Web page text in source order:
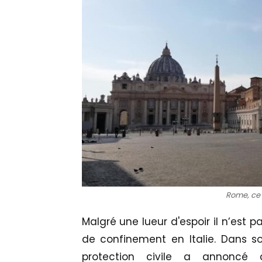
Rome,
Malgré une lueur d'espoir il n’est
de confinement en Italie. Dans
protection civile a